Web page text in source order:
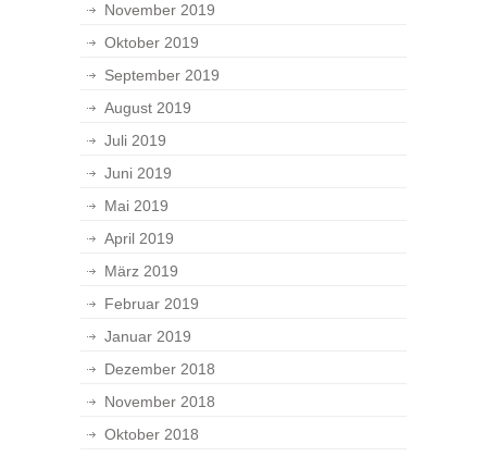
November 2019
Oktober 2019
September 2019
August 2019
Juli 2019
Juni 2019
Mai 2019
April 2019
März 2019
Februar 2019
Januar 2019
Dezember 2018
November 2018
Oktober 2018